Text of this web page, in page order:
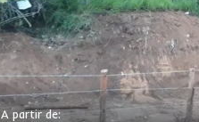
A partir de: